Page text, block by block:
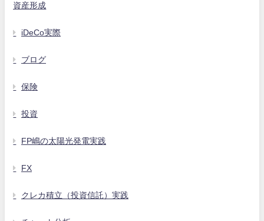
資産形成
iDeCo実際
ブログ
保険
投資
FP嶋の太陽光発電実践
FX
クレカ積立（投資信託）実践